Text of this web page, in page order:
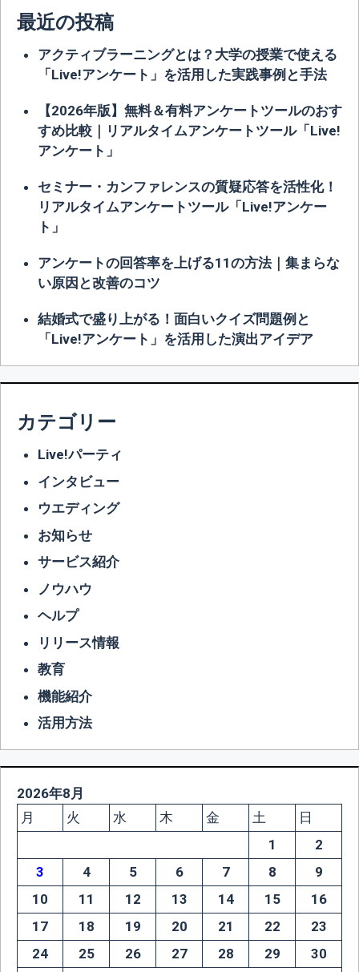
最近の投稿
アクティブラーニングとは？大学の授業で使える
「Live!アンケート」を活用した実践事例と手法
【2026年版】無料＆有料アンケートツールのおす
すめ比較｜リアルタイムアンケートツール「Live!
アンケート」
セミナー・カンファレンスの質疑応答を活性化！
リアルタイムアンケートツール「Live!アンケー
ト」
アンケートの回答率を上げる11の方法｜集まらな
い原因と改善のコツ
結婚式で盛り上がる！面白いクイズ問題例と
「Live!アンケート」を活用した演出アイデア
カテゴリー
Live!パーティ
インタビュー
ウエディング
お知らせ
サービス紹介
ノウハウ
ヘルプ
リリース情報
教育
機能紹介
活用方法
2026年8月
月
火 水 木 金 土
日
1
2
3
4 5 6 7 8
9
10
11 12 13 14 15
16
17
18 19 20 21 22
23
24
25 26 27 28 29
30